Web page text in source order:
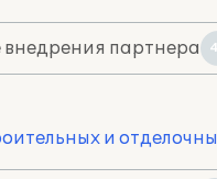
внедрения партнера
и